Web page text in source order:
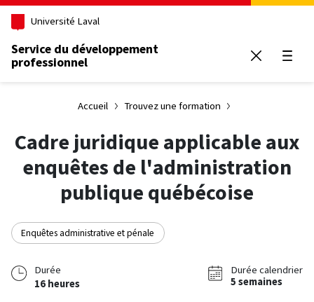
Aller au contenu principal
Université Laval
Service du développement
professionnel
Accueil Trouvez une formation
Cadre juridique applicable aux
enquêtes de l'administration
publique québécoise
Enquêtes administrative et pénale
Durée
16 heures
Durée calendrier
5 semaines